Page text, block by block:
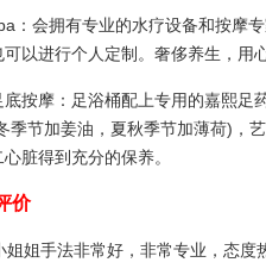
：会拥有专业的水疗设备和按摩
可以进行个人定制。奢侈养生，用
底按摩：足浴桶配上专用的嘉熙足
季节加姜油，夏秋季节加薄荷)，
脏得到充分的保养。
价
姐姐手法非常好，非常专业，态度